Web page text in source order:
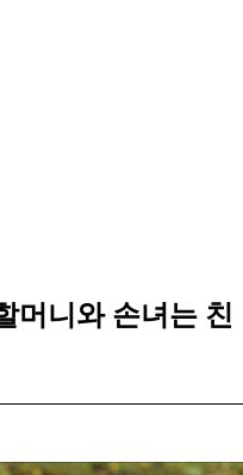
머니와 손녀는 친